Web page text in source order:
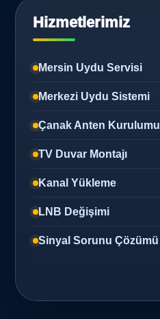
Hizmetlerimiz
Mersin Uydu Servisi
Merkezi Uydu Sistemi
Çanak Anten Kurulumu
TV Duvar Montajı
Kanal Yükleme
LNB Değişimi
Sinyal Sorunu Çözümü